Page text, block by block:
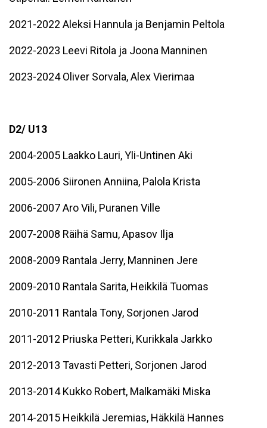
2021-2022 Aleksi Hannula ja Benjamin Peltola
2022-2023 Leevi Ritola ja Joona Manninen
2023-2024 Oliver Sorvala, Alex Vierimaa
D2/ U13
2004-2005 Laakko Lauri, Yli-Untinen Aki
2005-2006 Siironen Anniina, Palola Krista
2006-2007 Aro Vili, Puranen Ville
2007-2008 Räihä Samu, Apasov Ilja
2008-2009 Rantala Jerry, Manninen Jere
2009-2010 Rantala Sarita, Heikkilä Tuomas
2010-2011 Rantala Tony, Sorjonen Jarod
2011-2012 Priuska Petteri, Kurikkala Jarkko
2012-2013 Tavasti Petteri, Sorjonen Jarod
2013-2014 Kukko Robert, Malkamäki Miska
2014-2015 Heikkilä Jeremias, Häkkilä Hannes